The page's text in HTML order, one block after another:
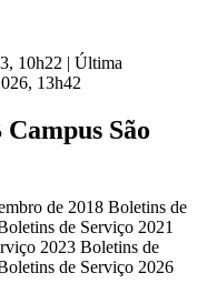
10h22 | Última
13h42
São
de 2018 Boletins de
de Serviço 2021
2023 Boletins de
de Serviço 2026